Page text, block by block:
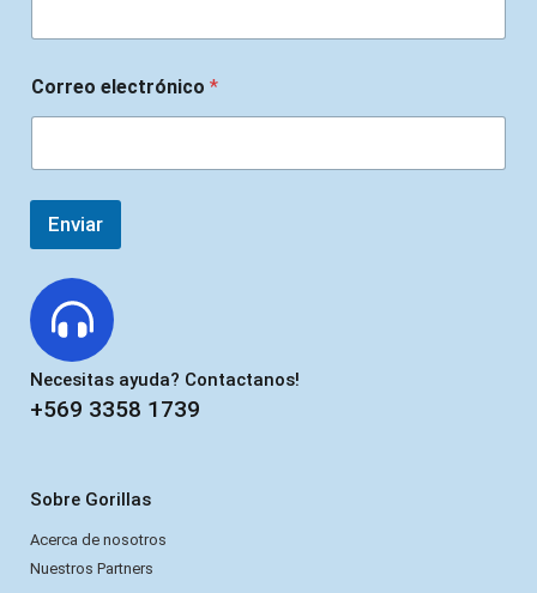
Correo electrónico *
Enviar
Necesitas ayuda? Contactanos!
+569 3358 1739
Sobre Gorillas
Acerca de nosotros
Nuestros Partners